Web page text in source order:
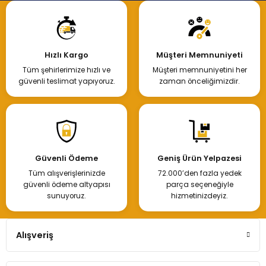
Hızlı Kargo
Tüm şehirlerimize hızlı ve
güvenli teslimat yapıyoruz.
Müşteri Memnuniyeti
Müşteri memnuniyetini her
zaman önceliğimizdir.
Güvenli Ödeme
Tüm alışverişlerinizde
güvenli ödeme altyapısı
sunuyoruz.
Geniş Ürün Yelpazesi
72.000’den fazla yedek
parça seçeneğiyle
hizmetinizdeyiz.
Alışveriş